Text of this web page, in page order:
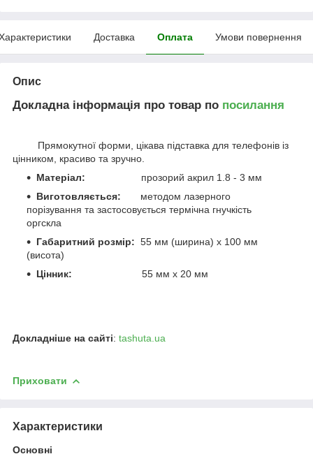
Доставка Оплата Умови повернення
Опис
Докладна інформація про товар по посилання
Прямокутної форми, цікава підставка для телефонів із
цінником, красиво та зручно.
Матеріал: прозорий акрил 1.8 - 3 мм
Виготовляється: методом лазерного
порізування та застосовується термічна гнучкість
оргскла
Габаритний розмір: 55 мм (ширина) х 100 мм
(висота)
Цінник:
55 мм х 20 мм
Докладніше на сайті: tashuta.ua
Приховати
Характеристики
Основні